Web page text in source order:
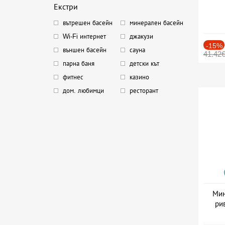
Екстри
вътрешен басейн
минерален басейн
Wi-Fi интернет
джакузи
външен басейн
сауна
парна баня
детски кът
фитнес
казино
дом. любимци
ресторант
-15%
41.42€